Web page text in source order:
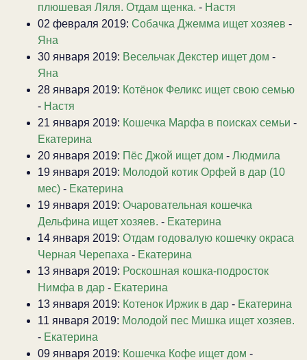
плюшевая Ляля. Отдам щенка. - Настя
02 февраля 2019: Собачка Джемма ищет хозяев -
Яна
30 января 2019: Весельчак Декстер ищет дом -
Яна
28 января 2019: Котёнок Феликс ищет свою семью
- Настя
21 января 2019: Кошечка Марфа в поисках семьи -
Екатерина
20 января 2019: Пёс Джой ищет дом - Людмила
19 января 2019: Молодой котик Орфей в дар (10
мес) - Екатерина
19 января 2019: Очаровательная кошечка
Дельфина ищет хозяев. - Екатерина
14 января 2019: Отдам годовалую кошечку окраса
Черная Черепаха - Екатерина
13 января 2019: Роскошная кошка-подросток
Нимфа в дар - Екатерина
13 января 2019: Котенок Иржик в дар - Екатерина
11 января 2019: Молодой пес Мишка ищет хозяев.
- Екатерина
09 января 2019: Кошечка Кофе ищет дом -